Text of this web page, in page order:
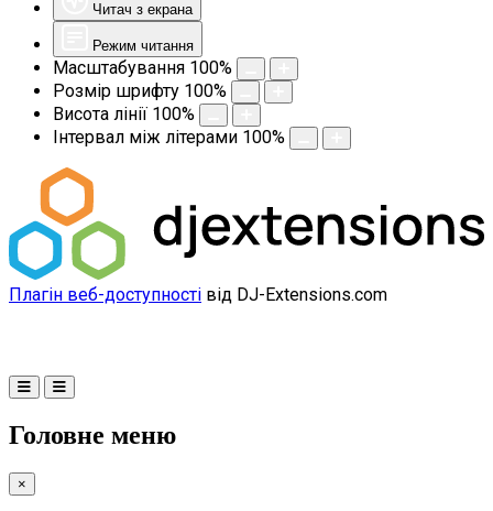
Читач з екрана
Режим читання
Масштабування 100%
Розмір шрифту 100%
Висота лінії 100%
Інтервал між літерами 100%
Плагін веб-доступності від DJ-Extensions.com
Головне меню
×